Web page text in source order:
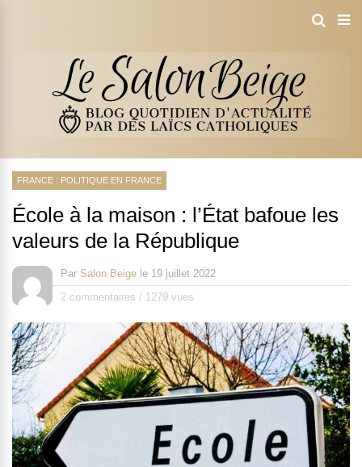
FRANCE : POLITIQUE EN FRANCE
École à la maison : l’État bafoue les
valeurs de la République
Par Salon Beige le 19 juillet 2022
2 commentaires / 1279 vues